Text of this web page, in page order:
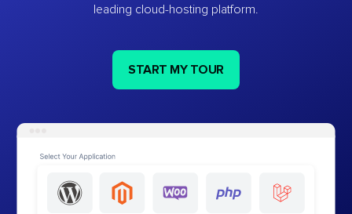
leading cloud-hosting platform.
START MY TOUR